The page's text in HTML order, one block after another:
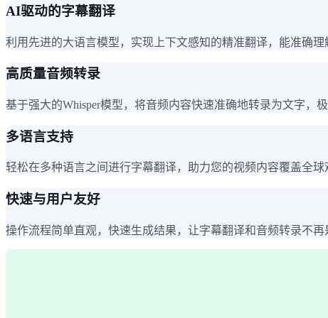
AI驱动的字幕翻译
利用先进的大语言模型，实现上下文感知的精准翻译，能准确
高质量音频转录
基于强大的Whisper模型，将音频内容快速准确地转录为文字，
多语言支持
轻松在多种语言之间进行字幕翻译，助力您的视频内容覆盖全球
快速与用户友好
操作流程简单直观，快速生成结果，让字幕翻译和音频转录不再